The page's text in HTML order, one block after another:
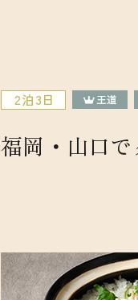
2泊3日
福岡・山口